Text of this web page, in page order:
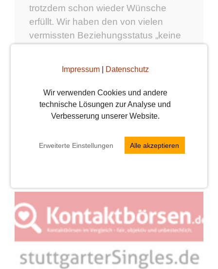
Impressum| Datenschutz
Wir verwenden Cookies und andere
technische Lösungen zur Analyse und
Verbesserung unserer Website.
Erweiterte Einstellungen Alle akzeptieren
trotzdem schon wieder Wünsche
erfüllt. Wir haben den von vielen
vermissten Beziehungsstatus „keine
nicht alles. Wir haben uns viele
Gedanken gemacht und sehr viele
Anregungen von euch bekommen.
Deshalb haben wir den ...Weiterlesen